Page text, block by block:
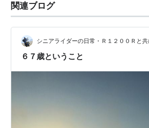
関連ブログ
シニアライダーの日常・Ｒ１２００Ｒと共
６７歳ということ